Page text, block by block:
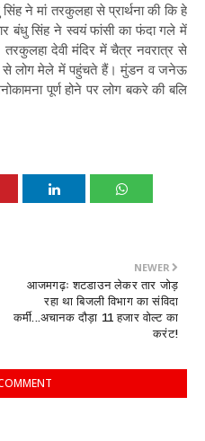
ने मां तरकुलहा से प्रार्थना की कि हे
बंधु सिंह ने स्वयं फांसी का फंदा गले में
देवी मंदिर में चैत्र नवरात्र से
से लोग मेले में पहुंचते हैं। मुंडन व जनेऊ
पूर्ण होने पर लोग बकरे की बलि
NEWER
आजमगढ़ः शटडाउन लेकर तार जोड़
रहा था बिजली विभाग का संविदा
कर्मी...अचानक दौड़ा 11 हजार वोल्ट का
करंट!